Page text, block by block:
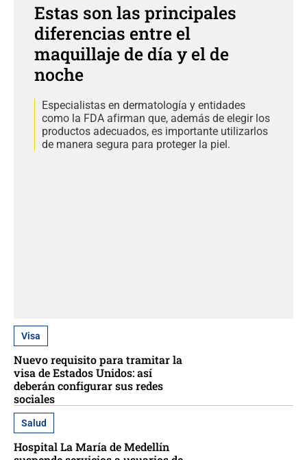
Estas son las principales
diferencias entre el
maquillaje de día y el de
noche
Especialistas en dermatología y entidades
como la FDA afirman que, además de elegir los
productos adecuados, es importante utilizarlos
de manera segura para proteger la piel.
Visa
Nuevo requisito para tramitar la
visa de Estados Unidos: así
deberán configurar sus redes
sociales
Salud
Hospital La María de Medellín